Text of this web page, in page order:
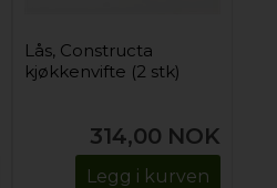
Lås, Constructa
kjøkkenvifte (2 stk)
314,00 NOK
Legg i kurven